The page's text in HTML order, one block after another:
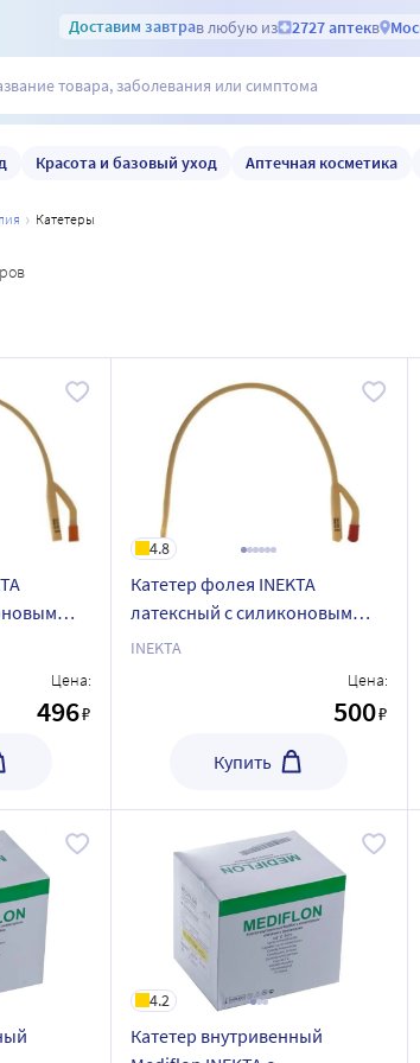
Доставим завтрав любую из 2727 аптекв
Красота и базовый уход Аптечная косметика
катетеры
ch16 30
Цена:
496₽
4.8
Катетер фолея INEKTA
латексный с силиконовым
покрытием 2-ходовый ch18 30
INEKTA
Цена:
500₽
Купить
4.2
Катетер внутривенный